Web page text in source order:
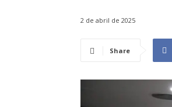
2 de abril de 2025
Share